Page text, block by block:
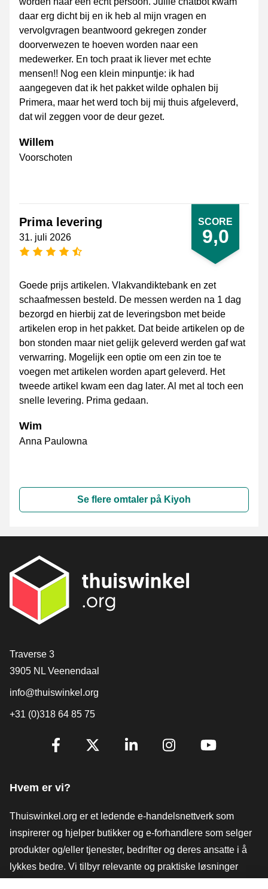
daar erg dicht bij en ik heb al mijn vragen en
vervolgvragen beantwoord gekregen zonder
doorverwezen te hoeven worden naar een
medewerker. En toch praat ik liever met echte
mensen!! Nog een klein minpuntje: ik had
aangegeven dat ik het pakket wilde ophalen bij
Primera, maar het werd toch bij mij thuis afgeleverd,
dat wil zeggen voor de deur gezet.
Willem
Voorschoten
SCORE
9,0
Prima levering
31. juli 2026
[_General:NumberOfStarsPluralFormat]
Goede prijs artikelen. Vlakvandiktebank en zet
schaafmessen besteld. De messen werden na 1 dag
bezorgd en hierbij zat de leveringsbon met beide
artikelen erop in het pakket. Dat beide artikelen op de
bon stonden maar niet gelijk geleverd werden gaf wat
verwarring. Mogelijk een optie om een zin toe te
voegen met artikelen worden apart geleverd. Het
tweede artikel kwam een dag later. Al met al toch een
snelle levering. Prima gedaan.
Wim
Anna Paulowna
Se flere omtaler på Kiyoh
[_General:Contact]
Traverse 3
3905 NL Veenendaal
info@thuiswinkel.org
+31 (0)318 64 85 75
[_General:SocialMediaTitle]
Hvem er vi?
Thuiswinkel.org er et ledende e-handelsnettverk som
inspirerer og hjelper butikker og e-forhandlere som selger
produkter og/eller tjenester, bedrifter og deres ansatte i å
lykkes bedre. Vi tilbyr relevante og praktiske løsninger